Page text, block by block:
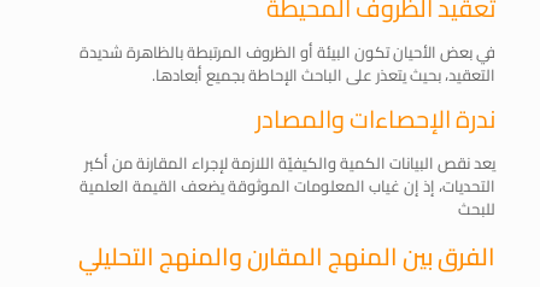
في بعض الأحيان تكون البيئة أو الظروف المرتبطة بالظاهرة شديدة
التعقيد، بحيث يتعذر على الباحث الإحاطة بجميع أبعادها.
ندرة الإحصاءات والمصادر
يعد نقص البيانات الكمية والكيفيّة اللازمة لإجراء المقارنة من أكبر
التحديات، إذ إن غياب المعلومات الموثوقة يضعف القيمة العلمية
للبحث
الفرق بين المنهج المقارن والمنهج التحليلي